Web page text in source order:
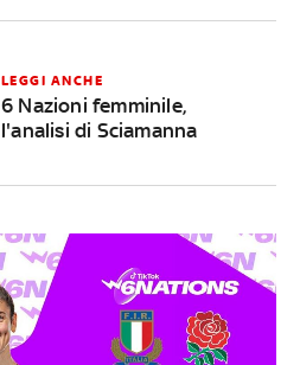
LEGGI ANCHE
6 Nazioni femminile,
l'analisi di Sciamanna